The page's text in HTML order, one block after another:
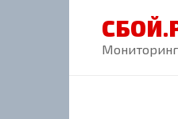
Мониторинг